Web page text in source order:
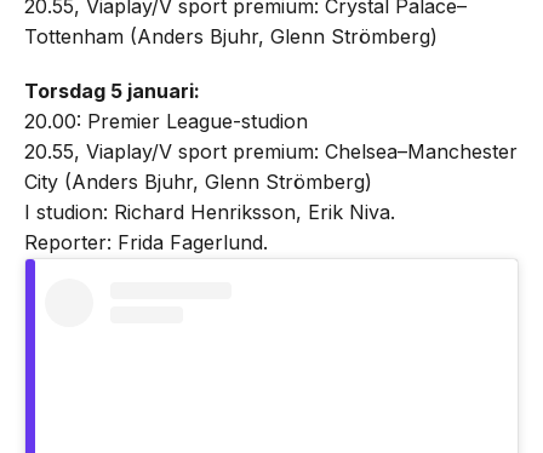
20.55, Viaplay/V sport premium: Crystal Palace–
Tottenham (Anders Bjuhr, Glenn Strömberg)
Torsdag 5 januari:
20.00: Premier League-studion
20.55, Viaplay/V sport premium: Chelsea–Manchester
City (Anders Bjuhr, Glenn Strömberg)
I studion: Richard Henriksson, Erik Niva.
Reporter: Frida Fagerlund.